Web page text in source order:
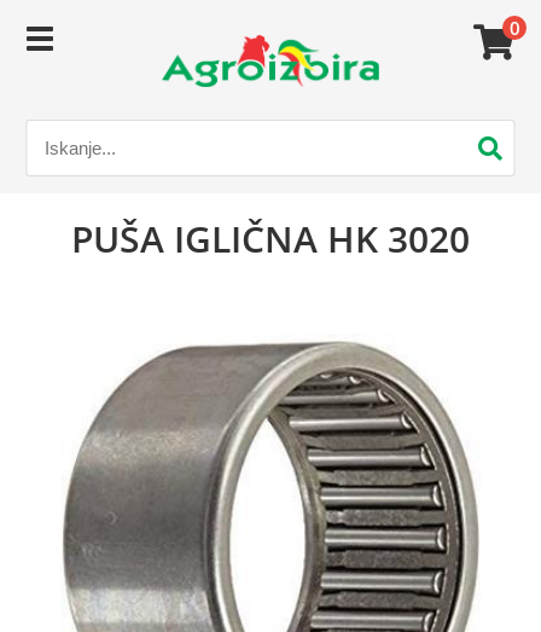
0
PUŠA IGLIČNA HK 3020